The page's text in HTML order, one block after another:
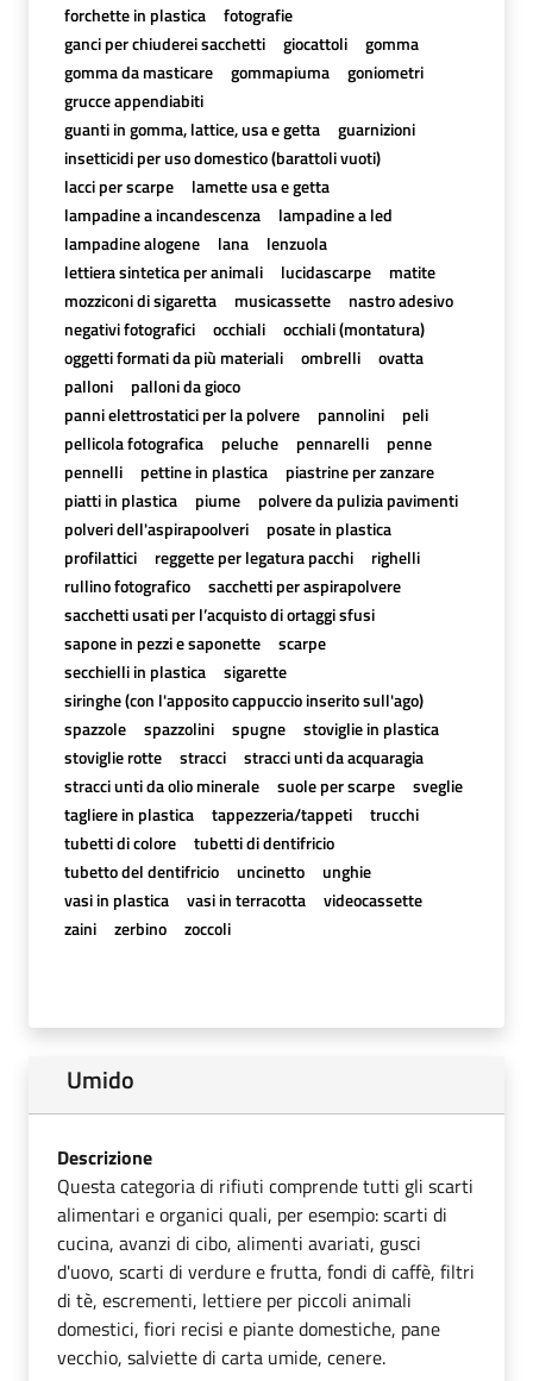
forchette in plastica
fotografie
ganci per chiuderei sacchetti
giocattoli
gomma
gomma da masticare
gommapiuma
goniometri
grucce appendiabiti
guanti in gomma, lattice, usa e getta
guarnizioni
insetticidi per uso domestico (barattoli vuoti)
lacci per scarpe
lamette usa e getta
lampadine a incandescenza
lampadine a led
lampadine alogene
lana
lenzuola
lettiera sintetica per animali
lucidascarpe
matite
mozziconi di sigaretta
musicassette
nastro adesivo
negativi fotografici
occhiali
occhiali (montatura)
oggetti formati da più materiali
ombrelli
ovatta
palloni
palloni da gioco
panni elettrostatici per la polvere
pannolini
peli
pellicola fotografica
peluche pennarelli
penne
pennelli
pettine in plastica
piastrine per zanzare
piatti in plastica
piume
polvere da pulizia pavimenti
polveri dell'aspirapoolveri
posate in plastica
profilattici
reggette per legatura pacchi
righelli
rullino fotografico
sacchetti per aspirapolvere
sacchetti usati per l’acquisto di ortaggi sfusi
sapone in pezzi e saponette
scarpe
secchielli in plastica
sigarette
siringhe (con l'apposito cappuccio inserito sull'ago)
spazzole
spazzolini spugne
stoviglie in plastica
stoviglie rotte
stracci
stracci unti da acquaragia
stracci unti da olio minerale
suole per scarpe
sveglie
tagliere in plastica
tappezzeria/tappeti
trucchi
tubetti di colore
tubetti di dentifricio
tubetto del dentifricio
uncinetto
unghie
vasi in plastica
vasi in terracotta
videocassette
zaini
zerbino zoccoli
Umido
Descrizione
Questa categoria di rifiuti comprende tutti gli scarti
alimentari e organici quali, per esempio: scarti di
cucina, avanzi di cibo, alimenti avariati, gusci
d'uovo, scarti di verdure e frutta, fondi di caffè, filtri
di tè, escrementi, lettiere per piccoli animali
domestici, fiori recisi e piante domestiche, pane
vecchio, salviette di carta umide, cenere.